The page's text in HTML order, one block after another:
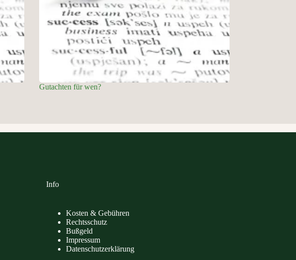
Gutachten für wen?
Info
Kosten & Gebühren
Rechtsschutz
Bußgeld
Impressum
Datenschutzerklärung